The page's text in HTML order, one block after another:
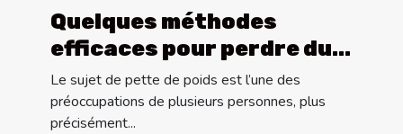
Quelques méthodes
efficaces pour perdre du
poids ?
Le sujet de pette de poids est l’une des
préoccupations de plusieurs personnes, plus
précisément...